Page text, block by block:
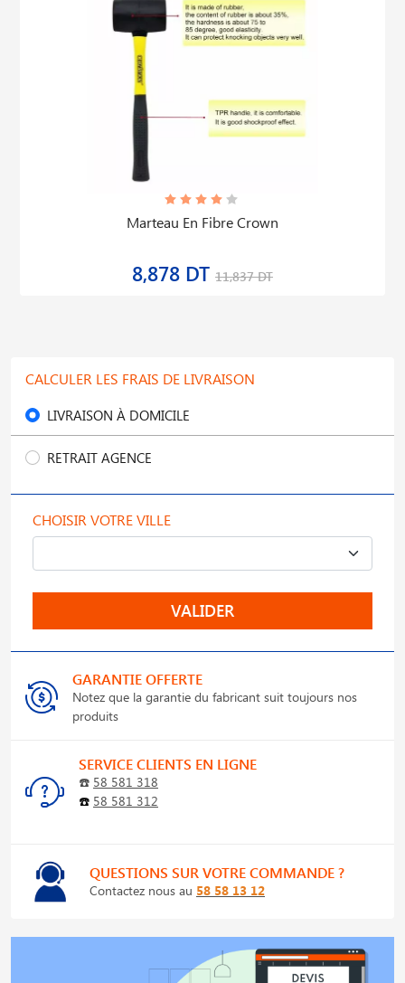
Marteau En Fibre Crown
8,878 DT 11,837 DT
CALCULER LES FRAIS DE LIVRAISON
LIVRAISON À DOMICILE
RETRAIT AGENCE
CHOISIR VOTRE VILLE
VALIDER
GARANTIE OFFERTE
Notez que la garantie du fabricant suit toujours nos
produits
SERVICE CLIENTS EN LIGNE
☎️ 58 581 318
☎️ 58 581 312
QUESTIONS SUR VOTRE COMMANDE ?
Contactez nous au 58 58 13 12